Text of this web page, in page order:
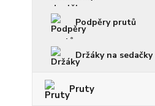
Podpěry prutů
Držáky na sedačky
Pruty